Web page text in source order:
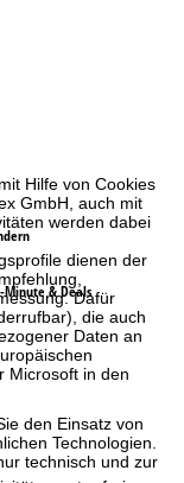
Hilfe von Cookies
GmbH, auch mit
werden dabei
dienen der
Dafür
die auch
Daten an
Microsoft in den
den Einsatz von
Technologien.
technisch und zur
Minute & Deals